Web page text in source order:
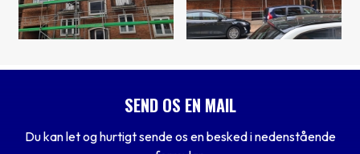
SEND OS EN MAIL
Du kan let og hurtigt sende os en besked i nedenstående